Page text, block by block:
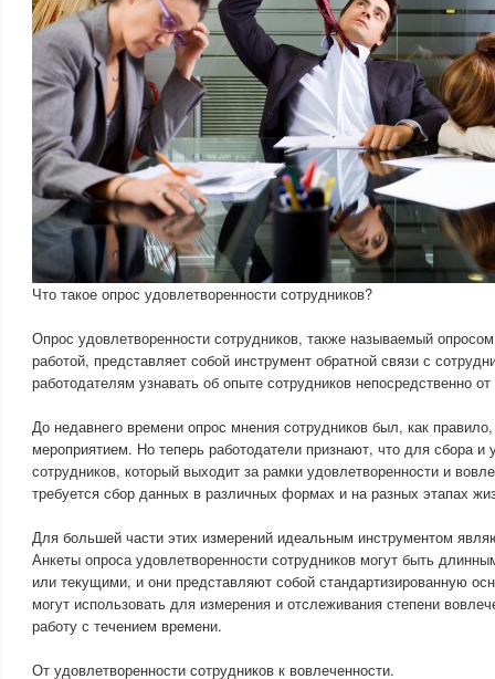
Что такое опрос удовлетворенности сотрудников?
Опрос удовлетворенности сотрудников, также называемый
работой, представляет собой инструмент обратной связи с
работодателям узнавать об опыте сотрудников непосредственно
До недавнего времени опрос мнения сотрудников был, как
мероприятием. Но теперь работодатели признают, что для сбора и
сотрудников, который выходит за рамки удовлетворенности и
требуется сбор данных в различных формах и на разных этапах
Для большей части этих измерений идеальным инструментом
Анкеты опроса удовлетворенности сотрудников могут быть
или текущими, и они представляют собой стандартизированную
могут использовать для измерения и отслеживания степени
работу с течением времени.
От удовлетворенности сотрудников к вовлеченности.